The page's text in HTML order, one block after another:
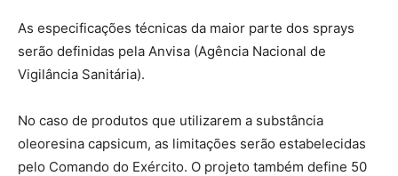
As especificações técnicas da maior parte dos sprays
serão definidas pela Anvisa (Agência Nacional de
Vigilância Sanitária).
No caso de produtos que utilizarem a substância
oleoresina capsicum, as limitações serão estabelecidas
pelo Comando do Exército. O projeto também define 50